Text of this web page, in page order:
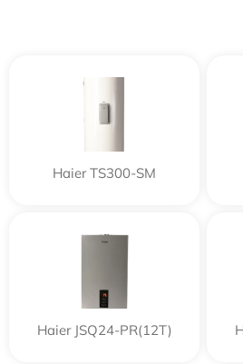
Haier TS300-SM
Haier JSQ24-PR(12T)